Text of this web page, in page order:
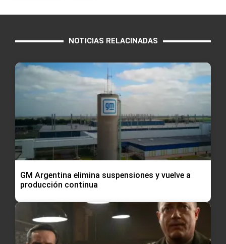
NOTICIAS RELACINADAS
GM Argentina elimina suspensiones y vuelve a
producción continua